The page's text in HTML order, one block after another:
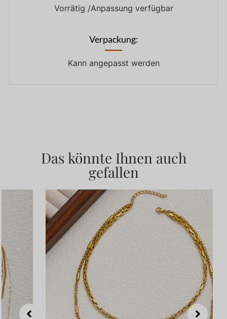
Vorrätig /Anpassung verfügbar
Verpackung:
Kann angepasst werden
Das könnte Ihnen auch
gefallen